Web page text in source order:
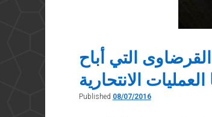
التي أباح
العمليات الانتحارية
Published 08/07/2016